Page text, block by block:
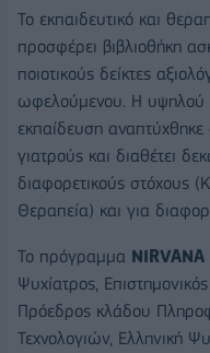
Το εκπαιδευτικό και
προσφέρει βιβλιοθήκη
ποιοτικούς δείκτες
ωφελούμενου. Η υψηλού
εκπαίδευση
γιατρούς και διαθέτει
διαφορετικούς στόχους
Θεραπεία) και για
Το πρόγραμμα NIRVANA
Ψυχίατρος,
Πρόεδρος κλάδου
Τεχνολογιών, Ελληνική